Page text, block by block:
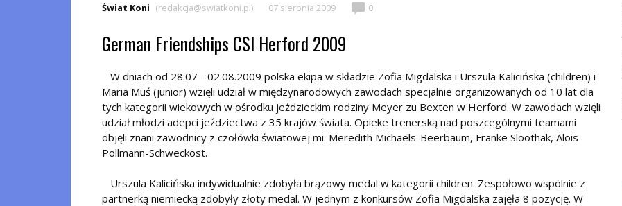
Świat Koni (redakcja@swiatkoni.pl) 07 sierpnia 2009 0
German Friendships CSI Herford 2009
W dniach od 28.07 - 02.08.2009 polska ekipa w składzie Zofia Migdalska i Urszula Kalicińska (children) i
Maria Muś (junior) wzięli udział w międzynarodowych zawodach specjalnie organizowanych od 10 lat dla
tych kategorii wiekowych w ośrodku jeździeckim rodziny Meyer zu Bexten w Herford. W zawodach wzięli
udział młodzi adepci jeździectwa z 35 krajów świata. Opieke trenerską nad poszcególnymi teamami
objęli znani zawodnicy z czołówki światowej mi. Meredith Michaels-Beerbaum, Franke Sloothak, Alois
Pollmann-Schweckost.
Urszula Kalicińska indywidualnie zdobyła brązowy medal w kategorii children. Zespołowo wspólnie z
partnerką niemiecką zdobyły złoty medal. W jednym z konkursów Zofia Migdalska zajęła 8 pozycję. W